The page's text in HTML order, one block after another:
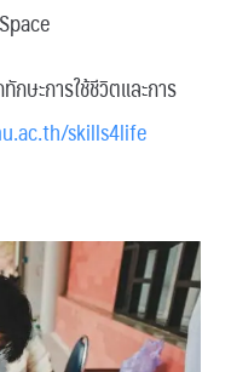
ษะการใช้ชีวิตและการ
skills4life